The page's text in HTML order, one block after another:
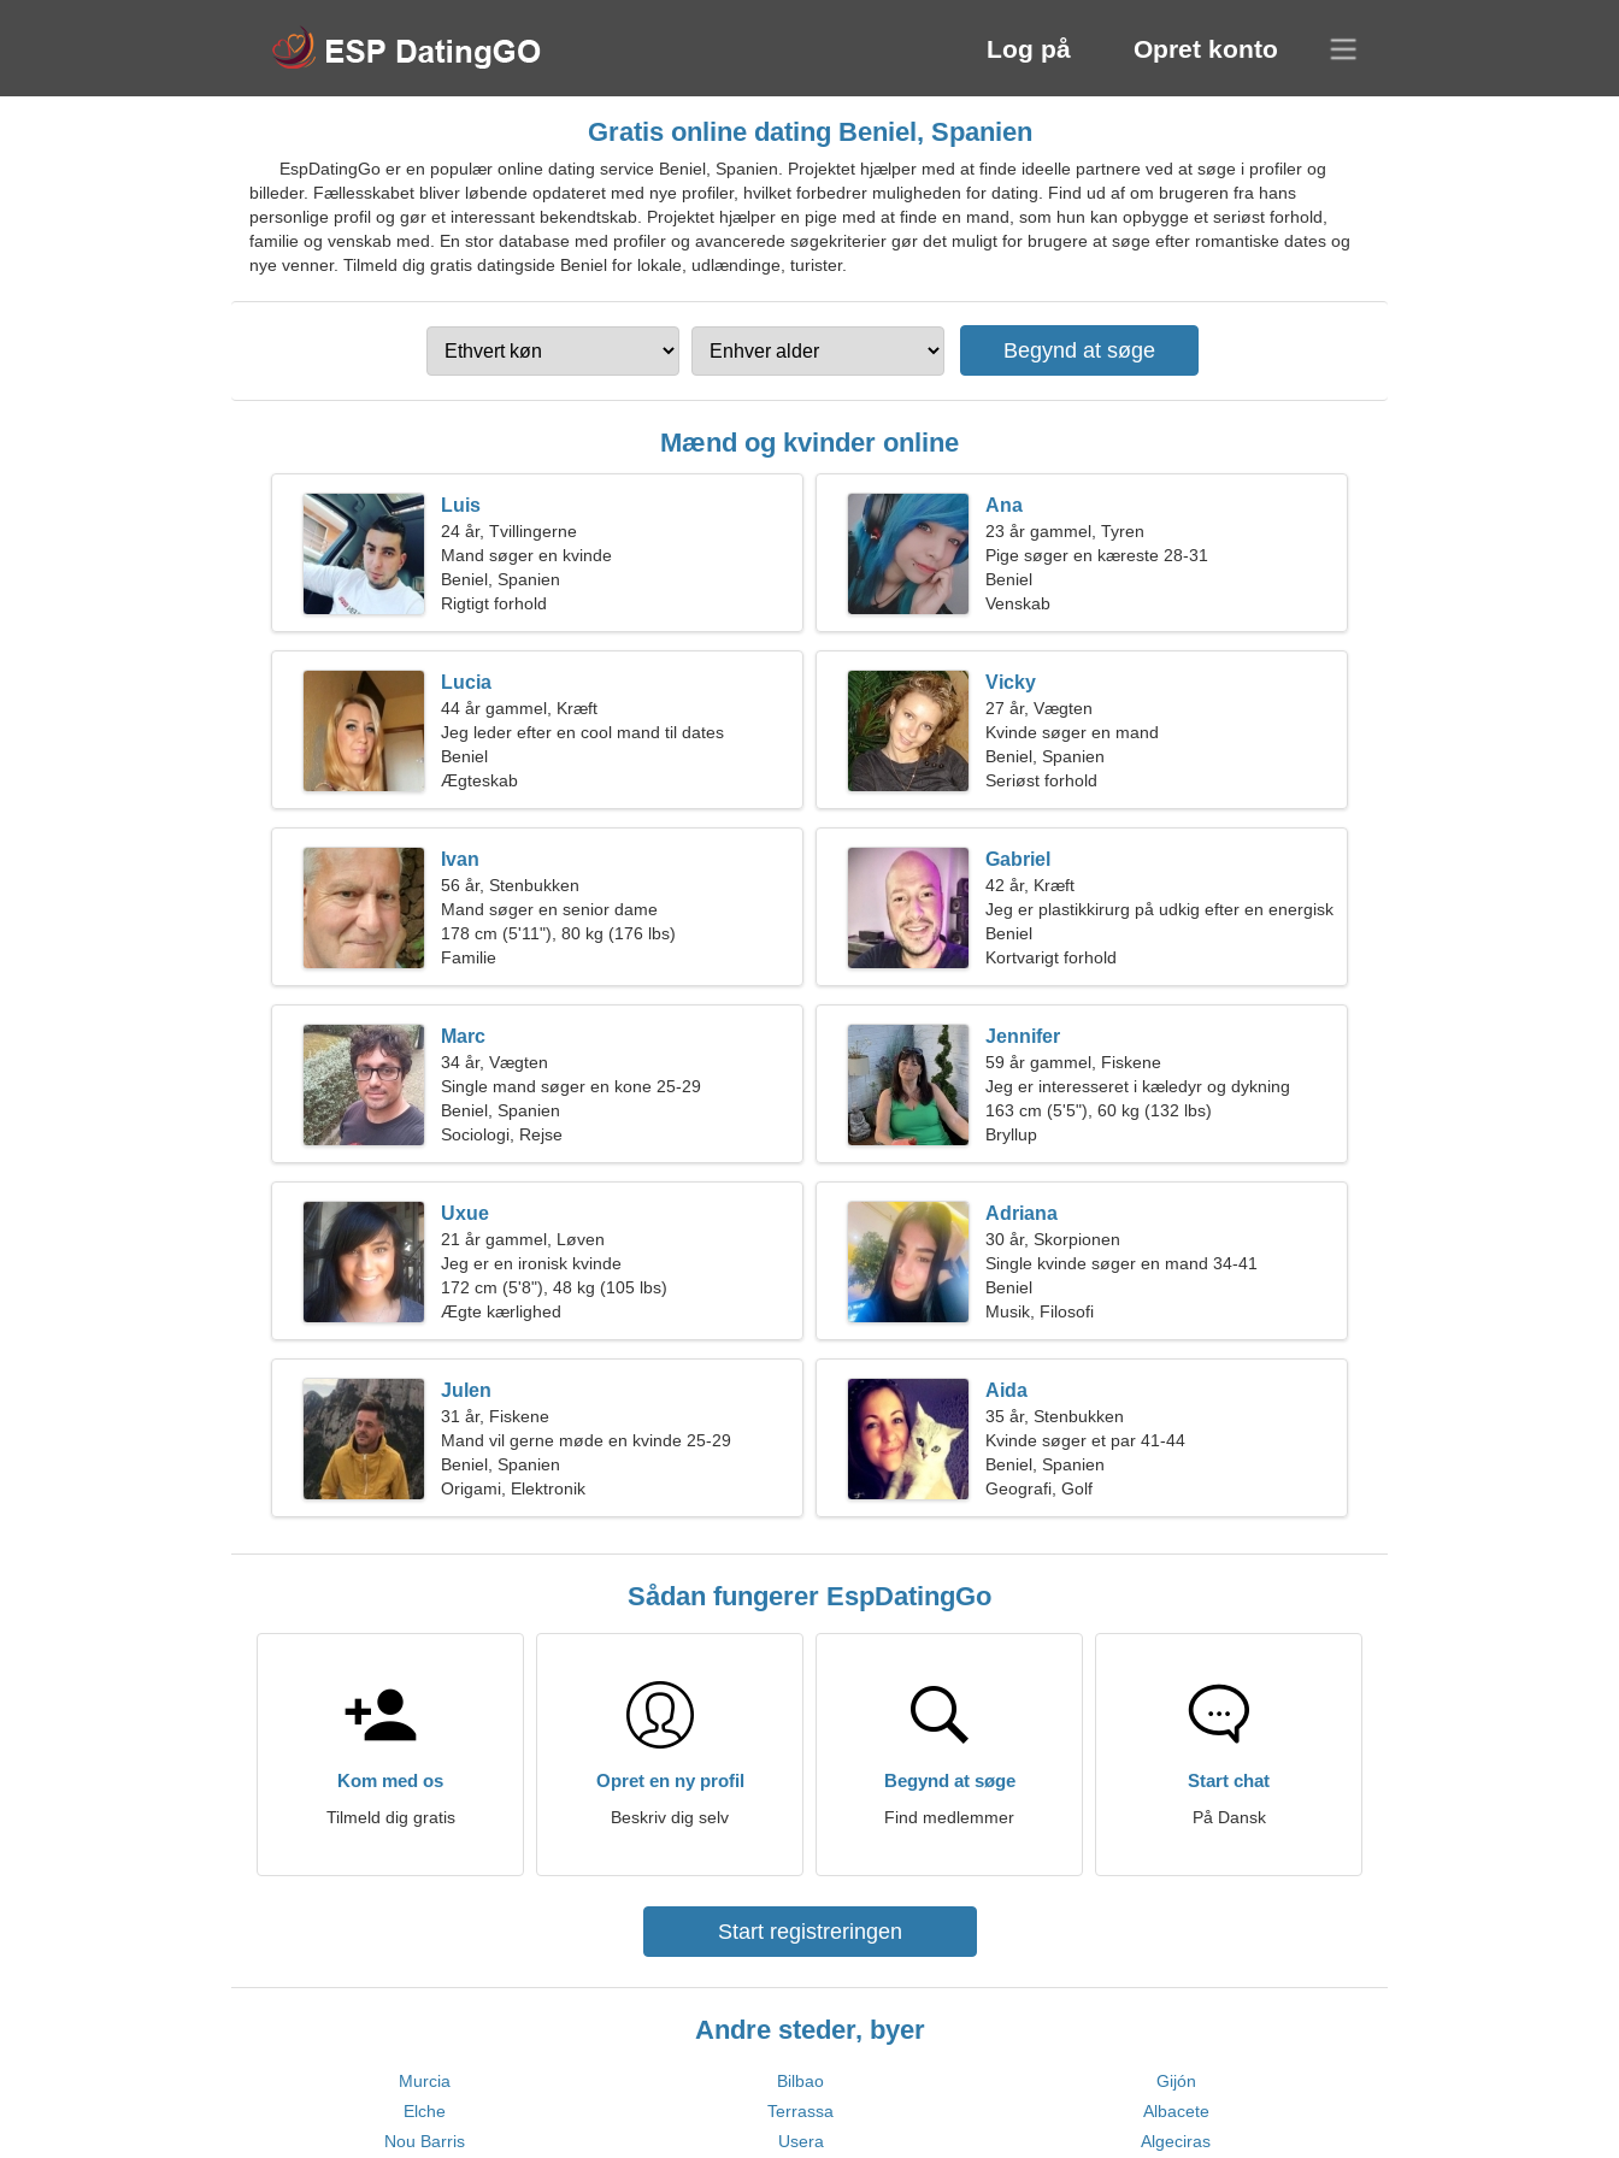
Log på Opret konto
Gratis online dating Beniel, Spanien
EspDatingGo er en populær online dating service Beniel, Spanien. Projektet hjælper med at finde ideelle partnere ved at søge i profiler og
billeder. Fællesskabet bliver løbende opdateret med nye profiler, hvilket forbedrer muligheden for dating. Find ud af om brugeren fra hans
personlige profil og gør et interessant bekendtskab. Projektet hjælper en pige med at finde en mand, som hun kan opbygge et seriøst forhold,
familie og venskab med. En stor database med profiler og avancerede søgekriterier gør det muligt for brugere at søge efter romantiske dates og
nye venner. Tilmeld dig gratis datingside Beniel for lokale, udlændinge, turister.
Mænd og kvinder online
Luis
24 år, Tvillingerne
Mand søger en kvinde
Beniel, Spanien
Rigtigt forhold
Ana
23 år gammel, Tyren
Pige søger en kæreste 28-31
Beniel
Venskab
Lucia
44 år gammel, Kræft
Jeg leder efter en cool mand til dates
Beniel
Ægteskab
Vicky
27 år, Vægten
Kvinde søger en mand
Beniel, Spanien
Seriøst forhold
Ivan
56 år, Stenbukken
Mand søger en senior dame
178 cm (5'11"), 80 kg (176 lbs)
Familie
Gabriel
42 år, Kræft
Jeg er plastikkirurg på udkig efter en energisk
kvinde
Beniel
Kortvarigt forhold
Marc
34 år, Vægten
Single mand søger en kone 25-29
Beniel, Spanien
Sociologi, Rejse
Jennifer
59 år gammel, Fiskene
Jeg er interesseret i kæledyr og dykning
163 cm (5'5"), 60 kg (132 lbs)
Bryllup
Uxue
21 år gammel, Løven
Jeg er en ironisk kvinde
172 cm (5'8"), 48 kg (105 lbs)
Ægte kærlighed
Adriana
30 år, Skorpionen
Single kvinde søger en mand 34-41
Beniel
Musik, Filosofi
Julen
31 år, Fiskene
Mand vil gerne møde en kvinde 25-29
Beniel, Spanien
Origami, Elektronik
Aida
35 år, Stenbukken
Kvinde søger et par 41-44
Beniel, Spanien
Geografi, Golf
Sådan fungerer EspDatingGo
Kom med os
Tilmeld dig gratis
Opret en ny profil
Beskriv dig selv
Begynd at søge
Find medlemmer
Start chat
På Dansk
Start registreringen
Andre steder, byer
Murcia Bilbao
Gijón
Elche
Terrassa
Albacete
Nou Barris
Usera Algeciras